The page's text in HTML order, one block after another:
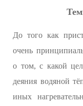
До того как
очень
о том, с какой
деяния водяной
иных